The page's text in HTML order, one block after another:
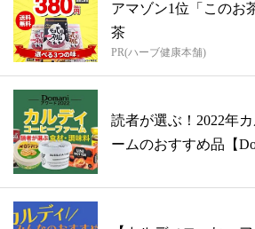
アマゾン1位「このお
茶
PR(ハーブ健康本舗)
読者が選ぶ！2022年
ームのおすすめ品【